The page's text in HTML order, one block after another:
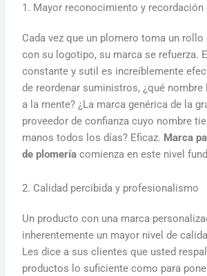
1. Mayor reconocimiento y recordación
Cada vez que un plomero toma un
con su logotipo, su marca se refuerza.
constante y sutil es increíblemente
de reordenar suministros, ¿qué nombre
a la mente? ¿La marca genérica de la
proveedor de confianza cuyo nombre
manos todos los días? Eficaz. Marca
de plomería comienza en este nivel
2. Calidad percibida y profesionalismo
Un producto con una marca
inherentemente un mayor nivel de
Les dice a sus clientes que usted
productos lo suficiente como para